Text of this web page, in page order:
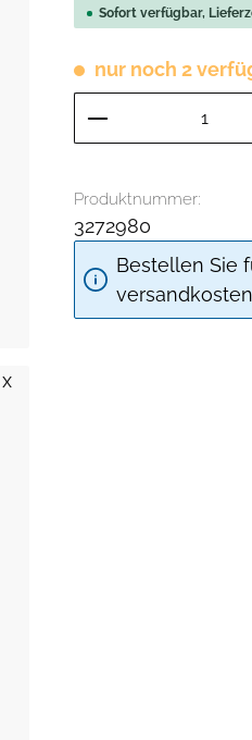
Sofort verfügbar,
nur noch 2
Produkt
Produktnummer:
3272980
Bestellen Sie